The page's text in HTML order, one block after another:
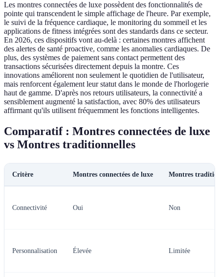
Les montres connectées de luxe possèdent des fonctionnalités de
pointe qui transcendent le simple affichage de l'heure. Par exemple,
le suivi de la fréquence cardiaque, le monitoring du sommeil et les
applications de fitness intégrées sont des standards dans ce secteur.
En 2026, ces dispositifs vont au-delà : certaines montres affichent
des alertes de santé proactive, comme les anomalies cardiaques. De
plus, des systèmes de paiement sans contact permettent des
transactions sécurisées directement depuis la montre. Ces
innovations améliorent non seulement le quotidien de l'utilisateur,
mais renforcent également leur statut dans le monde de l'horlogerie
haut de gamme. D'après nos retours utilisateurs, la connectivité a
sensiblement augmenté la satisfaction, avec 80% des utilisateurs
affirmant qu'ils utilisent fréquemment les fonctions intelligentes.
Comparatif : Montres connectées de luxe
vs Montres traditionnelles
Critère Montres connectées de luxe Montres
Connectivité Oui Non
Personnalisation Élevée Limitée